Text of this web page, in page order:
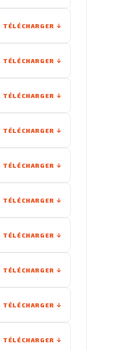
TÉLÉCHARGER
TÉLÉCHARGER
TÉLÉCHARGER
TÉLÉCHARGER
TÉLÉCHARGER
TÉLÉCHARGER
TÉLÉCHARGER
TÉLÉCHARGER
TÉLÉCHARGER
TÉLÉCHARGER